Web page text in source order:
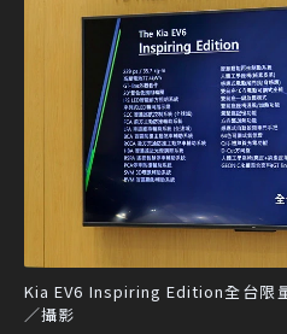
Kia EV6 Inspiring Edition全台限
／攝影